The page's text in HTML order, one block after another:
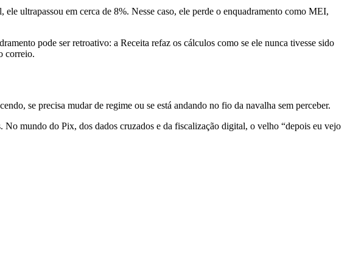
ultrapassou em cerca de 8%. Nesse caso, ele perde o enquadramento como MEI,
pode ser retroativo: a Receita refaz os cálculos como se ele nunca tivesse sido
correio.
se precisa mudar de regime ou se está andando no fio da navalha sem perceber.
No mundo do Pix, dos dados cruzados e da fiscalização digital, o velho “depois eu vejo